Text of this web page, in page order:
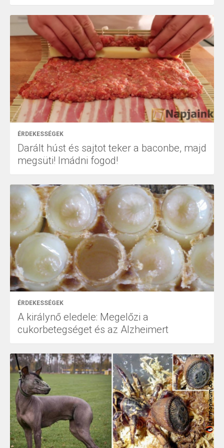
ÉRDEKESSÉGEK
Darált húst és sajtot teker a baconbe, majd
megsüti! Imádni fogod!
ÉRDEKESSÉGEK
A királynő eledele: Megelőzi a
cukorbetegséget és az Alzheimert